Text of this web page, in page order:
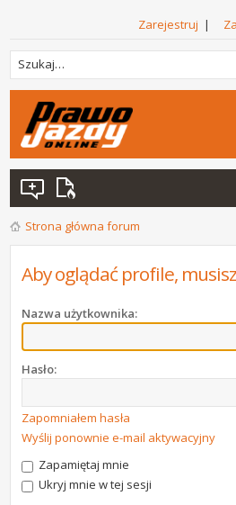
Zarejestruj |
Strona główna forum
Aby oglądać profile,
Nazwa użytkownika:
Hasło:
Zapomniałem hasła
Wyślij ponownie e-mail aktywacyjny
Zapamiętaj mnie
Ukryj mnie w tej sesji